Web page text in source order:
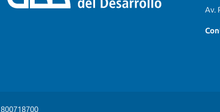
Av.
800718700